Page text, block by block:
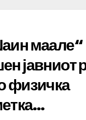
маале“
јавниот
физичка